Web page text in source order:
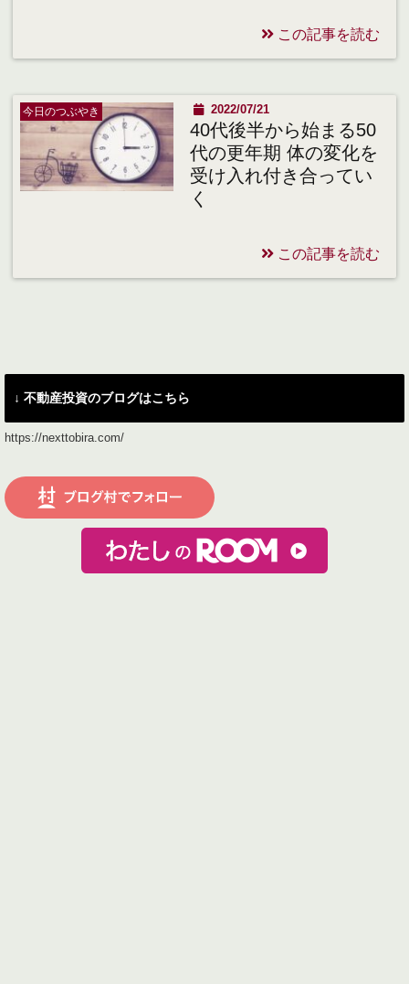
この記事を読む
今日のつぶやき 2022/07/21
40代後半から始まる50
代の更年期 体の変化を
受け入れ付き合ってい
く
この記事を読む
↓ 不動産投資のブログはこちら
https://nexttobira.com/